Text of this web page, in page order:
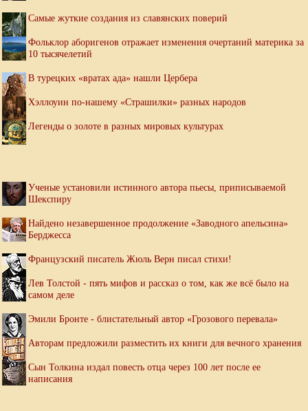
Самые жуткие создания из славянских поверий
Фольклор аборигенов отражает изменения очертаний материка за
10 тысячелетий
В турецких «вратах ада» нашли Цербера
Хэллоуин по-нашему «Страшилки» разных народов
Легенды о золоте в разных мировых культурах
Ученые установили истинного автора пьесы, приписываемой
Шекспиру
Найдено незавершенное продолжение «Заводного апельсина»
Берджесса
Французский писатель Жюль Верн писал стихи!
Лев Толстой - пять мифов и рассказ о том, как же всё было на
самом деле
Эмили Бронте - блистательный автор «Грозового перевала»
Авторам предложили разместить их книги для вечного хранения
Сын Толкина издал повесть отца через 100 лет после ее
написания